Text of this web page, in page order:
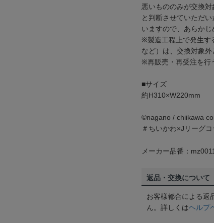
悪いもののみが交換
と判断させていただ
いますので、あらか
※製造工程上で発生す
など）は、交換対象
※再販売・再受注を行
■サイズ
約H310×W220mm
©️nagano / chiikawa
＃ちいかわ×Jリーグ
メーカー品番：
返品・交換について
お客様都合による返
ん。詳しくはヘルプ